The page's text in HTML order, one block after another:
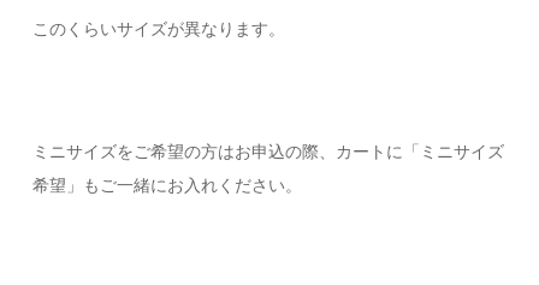
このくらいサイズが異なります。
ミニサイズをご希望の方はお申込の際、カートに「ミニサイズ
希望」もご一緒にお入れください。